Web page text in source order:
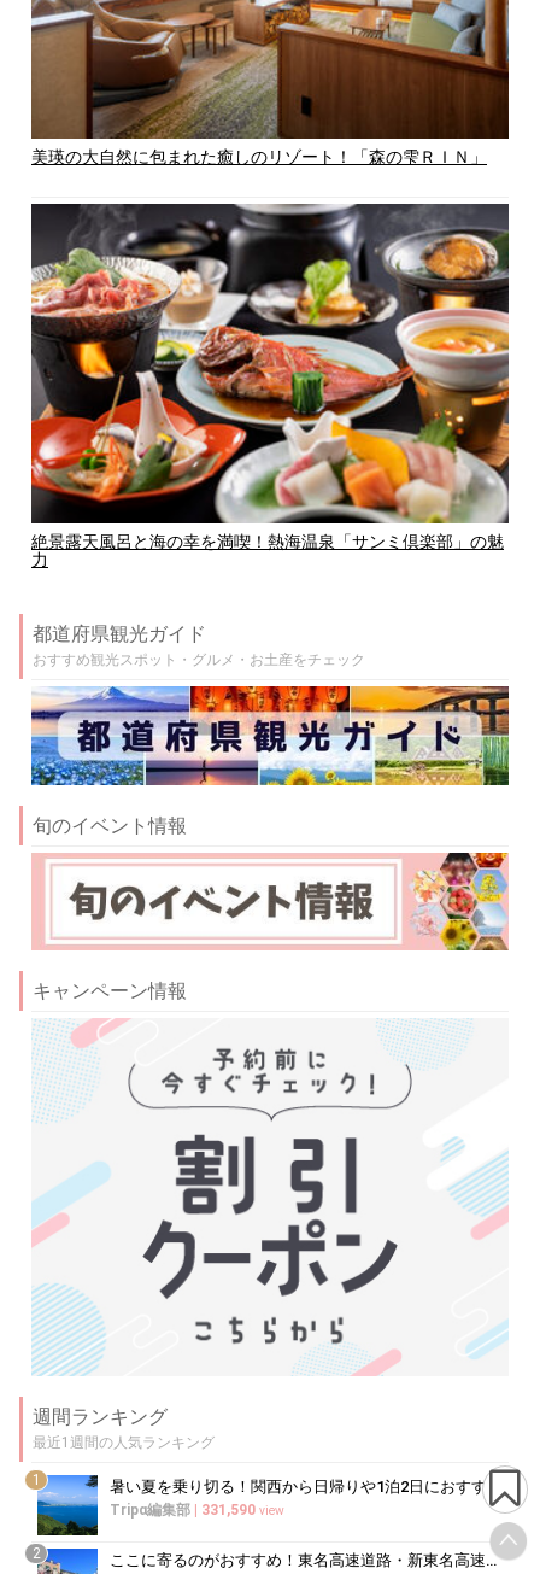
美瑛の大自然に包まれた癒しのリゾート！「森の雫ＲＩＮ」
絶景露天風呂と海の幸を満喫！熱海温泉「サンミ倶楽部」の魅
力
都道府県観光ガイド
おすすめ観光スポット・グルメ・お土産をチェック
旬のイベント情報
キャンペーン情報
週間ランキング
最近1週間の人気ランキング
1
Tripα編集部 331,590 view
2 ここに寄るのがおすすめ！東名高速道路・新東名高速道路の充実のSA・PA10選